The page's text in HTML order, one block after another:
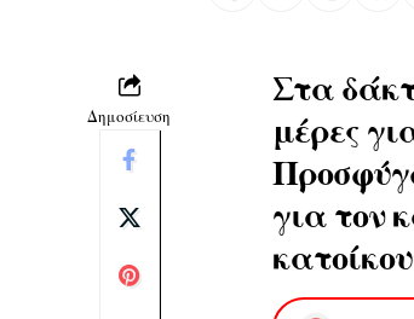
Δημοσίευση
Στα
μέρες
για τον